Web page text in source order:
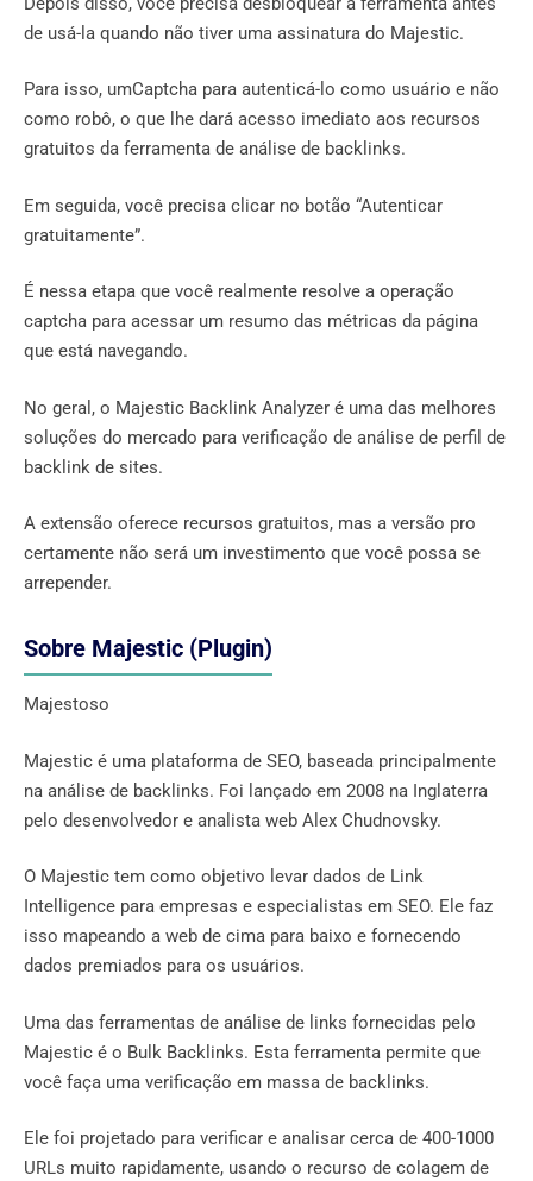
de usá-la quando não tiver uma assinatura do Majestic.
Para isso, umCaptcha para autenticá-lo como usuário e não
como robô, o que lhe dará acesso imediato aos recursos
gratuitos da ferramenta de análise de backlinks.
Em seguida, você precisa clicar no botão “Autenticar
gratuitamente”.
É nessa etapa que você realmente resolve a operação
captcha para acessar um resumo das métricas da página
que está navegando.
No geral, o Majestic Backlink Analyzer é uma das melhores
soluções do mercado para verificação de análise de perfil de
backlink de sites.
A extensão oferece recursos gratuitos, mas a versão pro
certamente não será um investimento que você possa se
arrepender.
Sobre Majestic (Plugin)
Majestoso
Majestic é uma plataforma de SEO, baseada principalmente
na análise de backlinks. Foi lançado em 2008 na Inglaterra
pelo desenvolvedor e analista web Alex Chudnovsky.
O Majestic tem como objetivo levar dados de Link
Intelligence para empresas e especialistas em SEO. Ele faz
isso mapeando a web de cima para baixo e fornecendo
dados premiados para os usuários.
Uma das ferramentas de análise de links fornecidas pelo
Majestic é o Bulk Backlinks. Esta ferramenta permite que
você faça uma verificação em massa de backlinks.
Ele foi projetado para verificar e analisar cerca de 400-1000
URLs muito rapidamente, usando o recurso de colagem de